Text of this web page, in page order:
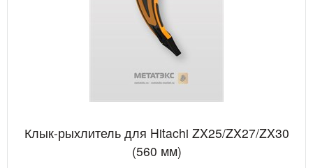
Клык-рыхлитель для Hitachi ZX25/ZX27/ZX30
(560 мм)